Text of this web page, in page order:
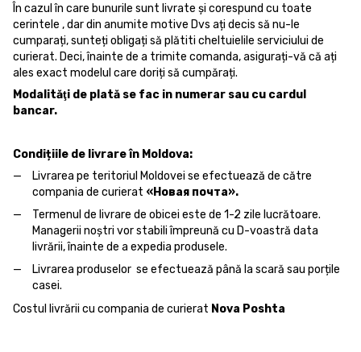
În cazul în care bunurile sunt livrate și corespund cu toate
cerintele , dar din anumite motive Dvs ați decis să nu-le
cumparați, sunteți obligați să plătiti cheltuielile serviciului de
curierat. Deci, înainte de a trimite comanda, asigurați-vă că ați
ales exact modelul care doriți să cumpărați.
Modalităţi de plată se fac in numerar sau cu cardul
bancar.
Condițiile de livrare în Moldova:
Livrarea pe teritoriul Moldovei se efectuează de către
compania de curierat «Новая почта».
Termenul de livrare de obicei este de 1-2 zile lucrătoare.
Managerii noștri vor stabili împreună cu D-voastră data
livrării, înainte de a expedia produsele.
Livrarea produselor se efectuează până la scară sau porțile
casei.
Costul livrării cu compania de curierat Nova Poshta